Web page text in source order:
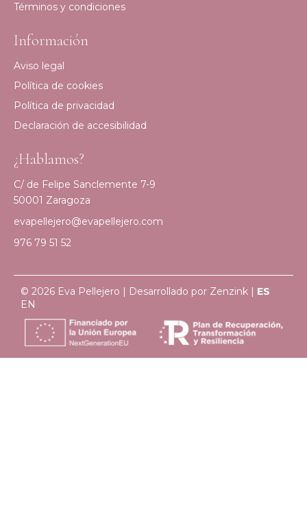
Términos y condiciones
Información
Aviso legal
Política de cookies
Política de privacidad
Declaración de accesibilidad
¿Hablamos?
C/ de Felipe Sanclemente 7-9
50001 Zaragoza
evapellejero@evapellejero.com
976 79 51 52
© 2026 Eva Pellejero | Desarrollado por Zenzink | ES
EN